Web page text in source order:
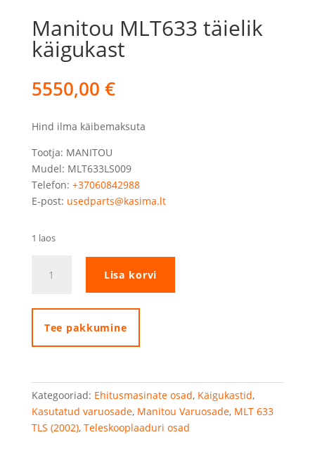
Manitou MLT633 täielik
käigukast
5550,00 €
Hind ilma käibemaksuta
Tootja: MANITOU
Mudel: MLT633LS009
Telefon: +37060842988
E-post: usedparts@kasima.lt
1 laos
MLT633
käigukast
kogus
Lisa korvi
Tee pakkumine
Kategooriad: Ehitusmasinate osad, Käigukastid,
Kasutatud varuosade, Manitou Varuosade, MLT 633
TLS (2002), Teleskooplaaduri osad